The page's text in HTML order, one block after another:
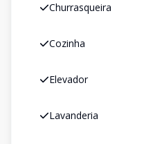
Churrasqueira
Cozinha
Elevador
Lavanderia